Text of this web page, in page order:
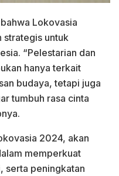
Lokovasia
strategis untuk
“Pelestarian dan
hanya terkait
budaya, tetapi juga
tumbuh rasa cinta
2024, akan
memperkuat
serta peningkatan